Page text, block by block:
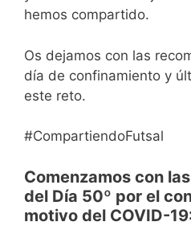
hemos compartido.
Os dejamos con las
día de confinamiento y
este reto.
#CompartiendoFutsal
Comenzamos con
del Día 50º por el
motivo del COVID-